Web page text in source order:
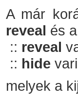
A már
reveal és
:: reveal
:: hide
melyek a